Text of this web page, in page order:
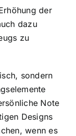
der
dazu
zu
sondern
Note
Designs
wenn es